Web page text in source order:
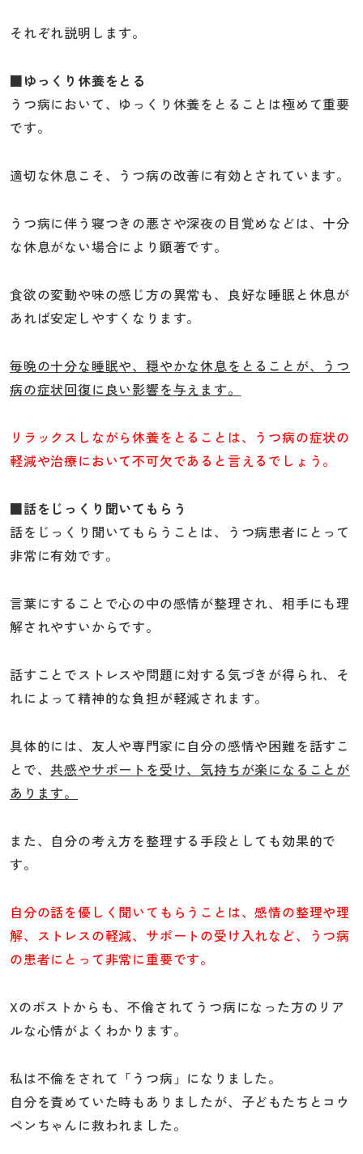
それぞれ説明します。
■ゆっくり休養をとる
うつ病において、ゆっくり休養をとることは極めて重要
です。
適切な休息こそ、うつ病の改善に有効とされています。
うつ病に伴う寝つきの悪さや深夜の目覚めなどは、十分
な休息がない場合により顕著です。
食欲の変動や味の感じ方の異常も、良好な睡眠と休息が
あれば安定しやすくなります。
毎晩の十分な睡眠や、穏やかな休息をとることが、うつ
病の症状回復に良い影響を与えます。
リラックスしながら休養をとることは、うつ病の症状の
軽減や治療において不可欠であると言えるでしょう。
■話をじっくり聞いてもらう
話をじっくり聞いてもらうことは、うつ病患者にとって
非常に有効です。
言葉にすることで心の中の感情が整理され、相手にも理
解されやすいからです。
話すことでストレスや問題に対する気づきが得られ、そ
れによって精神的な負担が軽減されます。
具体的には、友人や専門家に自分の感情や困難を話すこ
とで、共感やサポートを受け、気持ちが楽になることが
あります。
また、自分の考え方を整理する手段としても効果的で
す。
自分の話を優しく聞いてもらうことは、感情の整理や理
解、ストレスの軽減、サポートの受け入れなど、うつ病
の患者にとって非常に重要です。
Xのポストからも、不倫されてうつ病になった方のリア
ルな心情がよくわかります。
私は不倫をされて「うつ病」になりました。
自分を責めていた時もありましたが、子どもたちとコウ
ペンちゃんに救われました。